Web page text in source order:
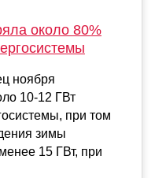
около 80%
ноября
10-12 ГВт
при том
зимы
15 ГВт, при